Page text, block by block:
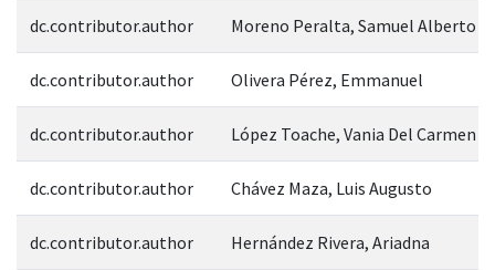
dc.contributor.author Moreno Peralta, Samuel Alberto
dc.contributor.author Olivera Pérez, Emmanuel
dc.contributor.author López Toache, Vania Del Carmen
dc.contributor.author Chávez Maza, Luis Augusto
dc.contributor.author Hernández Rivera, Ariadna